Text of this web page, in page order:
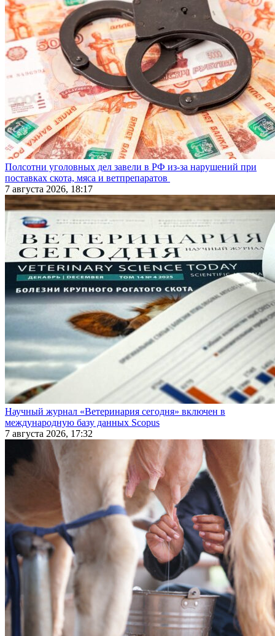
Полсотни уголовных дел завели в РФ из-за нарушений при
поставках скота, мяса и ветпрепаратов
7 августа 2026, 18:17
Научный журнал «Ветеринария сегодня» включен в
международную базу данных Scopus
7 августа 2026, 17:32